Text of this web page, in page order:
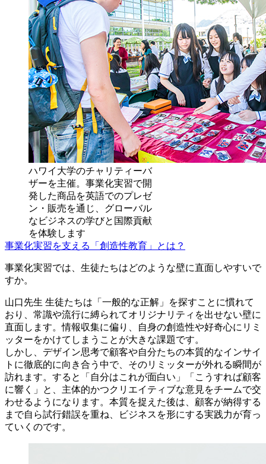
ハワイ大学のチャリティーバ
ザーを主催。事業化実習で開
発した商品を英語でのプレゼ
ン・販売を通じ、グローバル
なビジネスの学びと国際貢献
を体験します
事業化実習を支える「創造性教育」とは？
事業化実習では、生徒たちはどのような壁に直面しやすいで
すか。
山口先生 生徒たちは「一般的な正解」を探すことに慣れて
おり、常識や流行に縛られてオリジナリティを出せない壁に
直面します。情報収集に偏り、自身の創造性や好奇心にリミ
ッターをかけてしまうことが大きな課題です。
しかし、デザイン思考で顧客や自分たちの本質的なインサイ
トに徹底的に向き合う中で、そのリミッターが外れる瞬間が
訪れます。すると「自分はこれが面白い」「こうすれば顧客
に響く」と、主体的かつクリエイティブな意見をチームで交
わせるようになります。本質を捉えた後は、顧客が納得する
まで自ら試行錯誤を重ね、ビジネスを形にする実践力が育っ
ていくのです。